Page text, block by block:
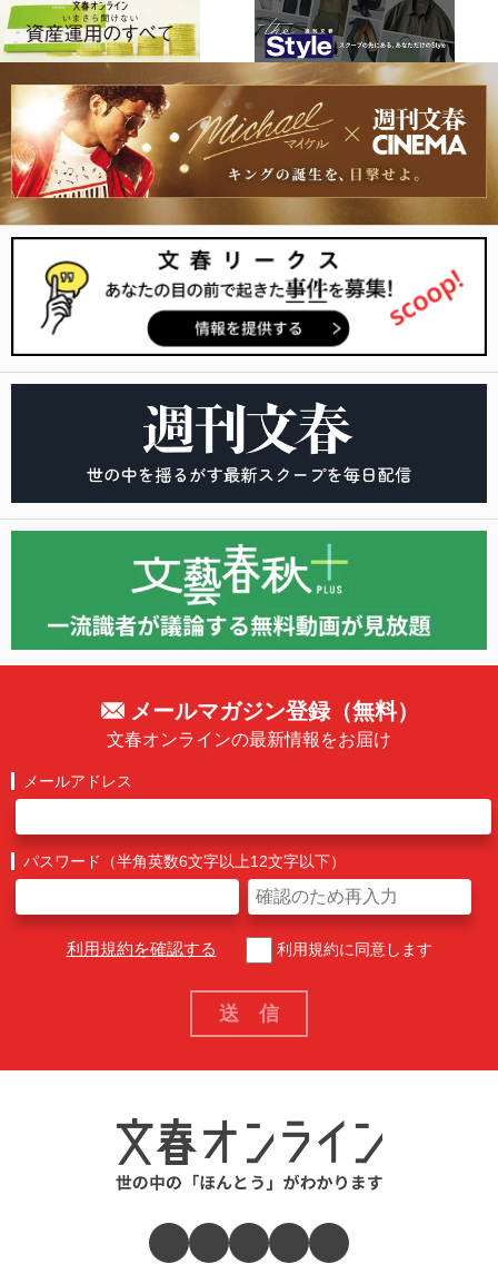
メールマガジン登録（無料）
文春オンラインの最新情報をお届け
メールアドレス
パスワード（半角英数6文字以上12文字以下）
利用規約を確認する 利用規約に同意します